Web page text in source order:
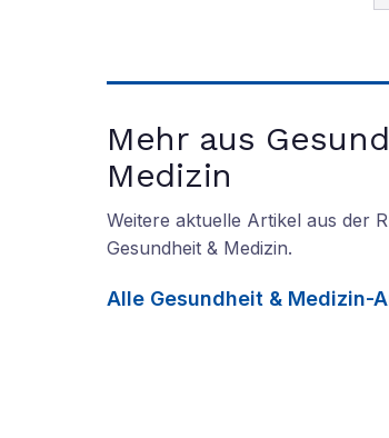
Mehr aus
Medizin
Weitere aktuelle Artikel aus der
Gesundheit & Medizin.
Alle Gesundheit & Medizin-